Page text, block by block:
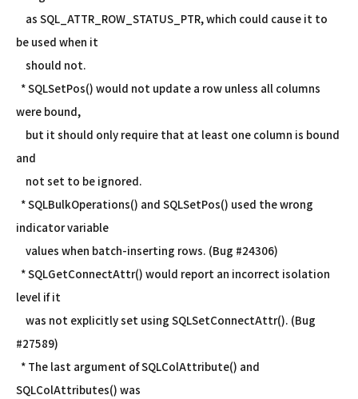
as SQL_ATTR_ROW_STATUS_PTR, which could cause it to
be used when it
should not.
* SQLSetPos() would not update a row unless all columns
were bound,
but it should only require that at least one column is bound
and
not set to be ignored.
* SQLBulkOperations() and SQLSetPos() used the wrong
indicator variable
values when batch-inserting rows. (Bug #24306)
* SQLGetConnectAttr() would report an incorrect isolation
level if it
was not explicitly set using SQLSetConnectAttr(). (Bug
#27589)
* The last argument of SQLColAttribute() and
SQLColAttributes() was